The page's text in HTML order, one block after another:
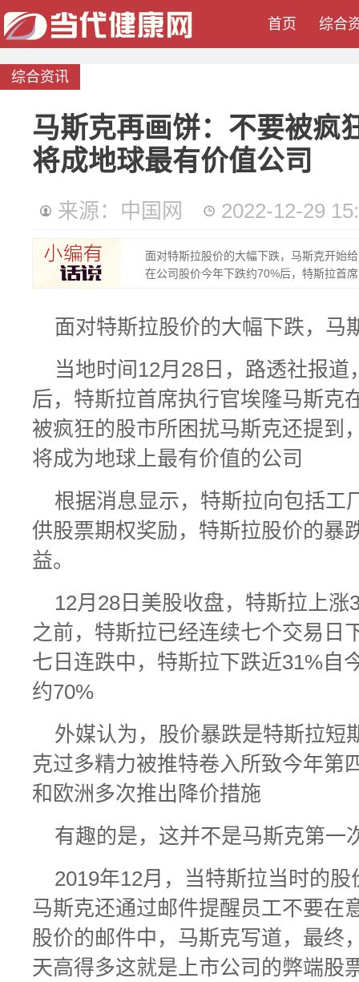
首页 综合
综合资讯
马斯克再画饼：不要被疯
将成地球最有价值公司
来源：中国网 2022-12-29
面对特斯拉股价的大幅下跌，马斯克开始
在公司股价今年下跌约70%后，特斯拉首
面对特斯拉股价的大幅下跌，马
当地时间12月28日，路透社报
后，特斯拉首席执行官埃隆马斯克
被疯狂的股市所困扰马斯克还提到
将成为地球上最有价值的公司
根据消息显示，特斯拉向包括工
供股票期权奖励，特斯拉股价的暴
益。
12月28日美股收盘，特斯拉上
之前，特斯拉已经连续七个交易日
七日连跌中，特斯拉下跌近31%自
约70%
外媒认为，股价暴跌是特斯拉短
克过多精力被推特卷入所致今年第
和欧洲多次推出降价措施
有趣的是，这并不是马斯克第一
2019年12月，当特斯拉当时的
马斯克还通过邮件提醒员工不要在
股价的邮件中，马斯克写道，最终
天高得多这就是上市公司的弊端股